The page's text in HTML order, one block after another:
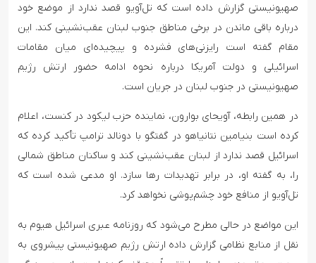
صهیونیستی گزارش داده است که تل‌آویو قصد ندارد از موضع خود
درباره باقی ماندن در برخی مناطق جنوب لبنان عقب‌نشینی کند. این
مقام گفته است رایزنی‌های فشرده و پیچیده‌ای میان مقامات
اسرائیلی و دولت آمریکا درباره نحوه ادامه حضور ارتش رژیم
صهیونیستی در جنوب لبنان در جریان است.
در همین رابطه، آویحای بوارون، نماینده حزب لیکود در کنست، اعلام
کرده است بنیامین نتانیاهو در گفتگو با دونالد ترامپ تأکید کرده که
اسرائیل قصد ندارد از لبنان عقب‌نشینی کند و ساکنان مناطق شمالی
را، به گفته او، در برابر تهدیدات رها سازد. او مدعی شده است که
تل‌آویو از منافع خود چشم‌پوشی نخواهد کرد.
این مواضع در حالی مطرح می‌شود که روزنامه عبری اسرائیل هیوم به
نقل از منابع نظامی گزارش داده ارتش رژیم صهیونیستی پیشروی به